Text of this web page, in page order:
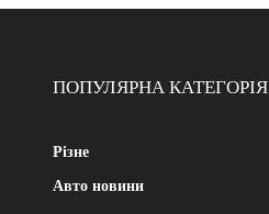
ПОПУЛЯРНА КАТЕГОРІЯ
Різне
Авто новини